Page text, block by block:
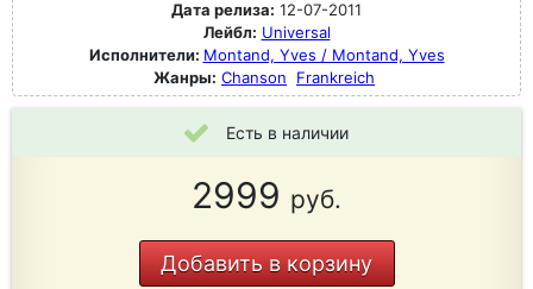
Дата релиза: 12-07-2011
Лейбл: Universal
Исполнители: Montand, Yves / Montand, Yves
Жанры: Chanson Frankreich
Есть в наличии
2999 руб.
Добавить в корзину